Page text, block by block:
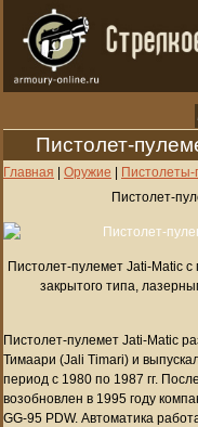
Пистолет-
Главная | Оружие |
Пистолет-
Пистолет-пулемет Jati-Matic
закрытого типа,
Пистолет-пулемет Jati-Matic
Тимаари (Jali Timari) и
период с 1980 по 1987 гг.
возобновлен в 1995 году
GG-95 PDW. Автоматика